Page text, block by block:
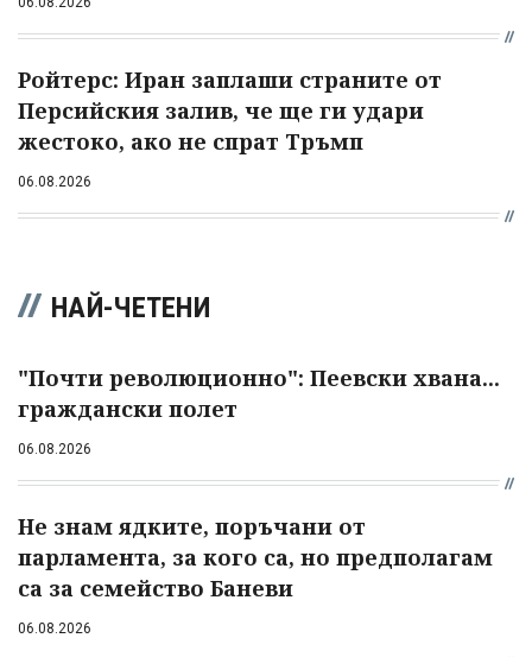
Ройтерс: Иран заплаши страните от
Персийския залив, че ще ги удари
жестоко, ако не спрат Тръмп
06.08.2026
НАЙ-ЧЕТЕНИ
"Почти революционно": Пеевски хвана...
граждански полет
06.08.2026
Не знам ядките, поръчани от
парламента, за кого са, но предполагам
са за семейство Баневи
06.08.2026